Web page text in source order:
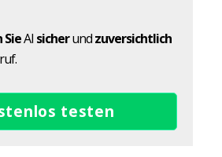
SieAI sicherundzuversichtlich
testen